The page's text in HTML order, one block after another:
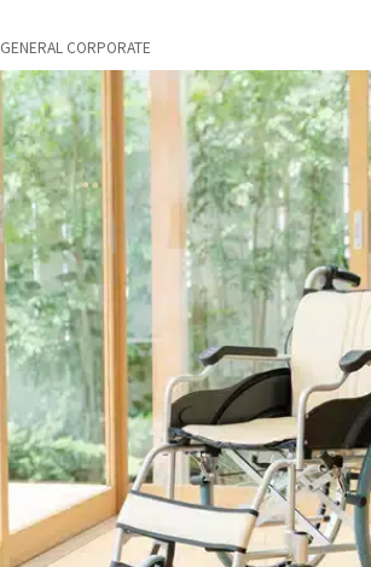
GENERAL CORPORATE